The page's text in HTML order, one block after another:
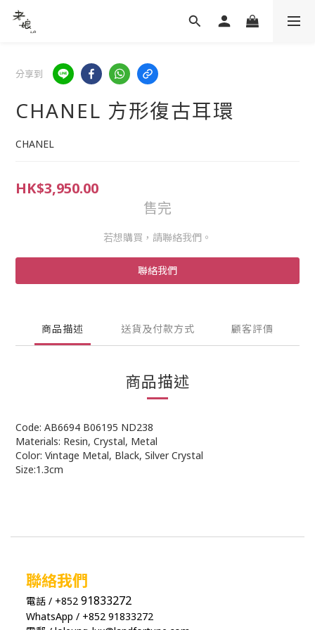
分享到
CHANEL 方形復古耳環
CHANEL
HK$3,950.00
售完
若想購買，請聯絡我們。
聯絡我們
商品描述 送貨及付款方式 顧客評價
商品描述
Code: AB6694 B06195 ND238
Materials: Resin, Crystal, Metal
Color: Vintage Metal, Black, Silver Crystal
Size:1.3cm
聯絡我們
電話 / +852 91833272
WhatsApp / +852 91833272